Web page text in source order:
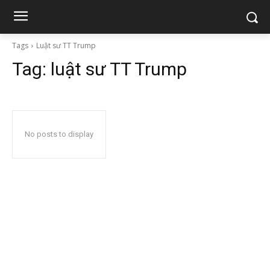
Tags Luật sư TT Trump
Tag: luật sư TT Trump
No posts to display